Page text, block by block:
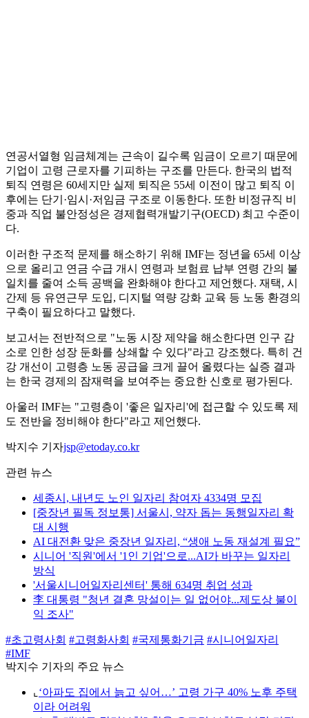
연공서열형 임금체계는 근속이 길수록 임금이 오르기 때문에
기업이 고령 근로자를 기피하는 구조를 만든다. 한국의 법적
퇴직 연령은 60세지만 실제 퇴직은 55세 이전이 많고 퇴직 이
후에는 단기·임시·저임금 구조로 이동한다. 또한 비정규직 비
중과 직업 불안정성은 경제협력개발기구(OECD) 최고 수준이
다.
이러한 구조적 문제를 해소하기 위해 IMF는 정년을 65세 이상
으로 올리고 연금 수급 개시 연령과 보험료 납부 연령 간의 불
일치를 줄여 소득 공백을 완화해야 한다고 제언했다. 재택, 시
간제 등 유연근무 도입, 디지털 역량 강화 교육 등 노동 환경의
구축이 필요하다고 말했다.
보고서는 전반적으로 "노동 시장 제약을 해소한다면 인구 감
소로 인한 성장 둔화를 상쇄할 수 있다"라고 강조했다. 특히 건
강 개선이 고령층 노동 공급을 크게 끌어 올렸다는 실증 결과
는 한국 경제의 잠재력을 보여주는 중요한 신호로 평가된다.
아울러 IMF는 "고령층이 '좋은 일자리'에 접근할 수 있도록 제
도 전반을 정비해야 한다"라고 제언했다.
박지수 기자jsp@etoday.co.kr
관련 뉴스
세종시, 내년도 노인 일자리 참여자 4334명 모집
[중장년 필독 정보통] 서울시, 약자 돕는 동행일자리 확
대 시행
AI 대전환 맞은 중장년 일자리, “생애 노동 재설계 필요”
시니어 '직원'에서 '1인 기업'으로...AI가 바꾸는 일자리
방식
'서울시니어일자리센터' 통해 634명 취업 성과
李 대통령 "청년 결혼 망설이는 일 없어야...제도상 불이
익 조사"
#초고령사회 #고령화사회 #국제통화기금 #시니어일자리
#IMF
박지수 기자의 주요 뉴스
⌞ ‘아파도 집에서 늙고 싶어…’ 고령 가구 40% 노후 주택
이라 어려워